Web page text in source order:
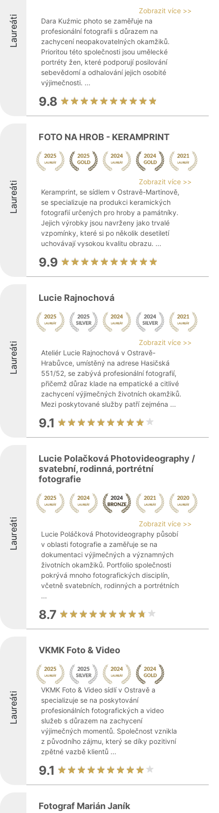
Laureáti
Zobrazit více >>
Dara Kuźmic photo se zaměřuje na
profesionální fotografii s důrazem na
zachycení neopakovatelných okamžiků.
Prioritou této společnosti jsou umělecké
portréty žen, které podporují posilování
sebevědomí a odhalování jejich osobité
výjimečnosti. ...
9.8
Laureáti
FOTO NA HROB - KERAMPRINT
Zobrazit více >>
Keramprint, se sídlem v Ostravě-Martinově,
se specializuje na produkci keramických
fotografií určených pro hroby a památníky.
Jejich výrobky jsou navrženy jako trvalé
vzpomínky, které si po několik desetiletí
uchovávají vysokou kvalitu obrazu. ...
9.9
Laureáti
Lucie Rajnochová
Zobrazit více >>
Ateliér Lucie Rajnochová v Ostravě-
Hrabůvce, umístěný na adrese Hasičská
551/52, se zabývá profesionální fotografií,
přičemž důraz klade na empatické a citlivé
zachycení výjimečných životních okamžiků.
Mezi poskytované služby patří zejména ...
9.1
Laureáti
Lucie Polačková Photovideography /
svatební, rodinná, portrétní
fotografie
Zobrazit více >>
Lucie Poláčková Photovideography působí
v oblasti fotografie a zaměřuje se na
dokumentaci výjimečných a významných
životních okamžiků. Portfolio společnosti
pokrývá mnoho fotografických disciplín,
včetně svatebních, rodinných a portrétních
...
8.7
Laureáti
VKMK Foto & Video
VKMK Foto & Video sídlí v Ostravě a
specializuje se na poskytování
profesionálních fotografických a video
služeb s důrazem na zachycení
výjimečných momentů. Společnost vznikla
z původního zájmu, který se díky pozitivní
zpětné vazbě klientů ...
9.1
Fotograf Marián Janík